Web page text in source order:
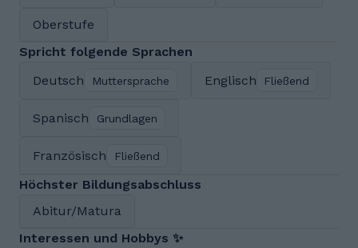
Oberstufe
Spricht folgende Sprachen
Deutsch
Muttersprache Englisch Fließend
Spanisch Grundlagen
Französisch Fließend
Höchster Bildungsabschluss
Abitur/Matura
Interessen und Hobbys ✨